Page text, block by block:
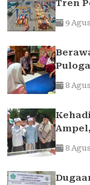
Tren
9
untuk
8
8